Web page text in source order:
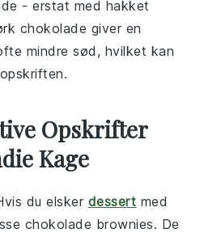
- erstat med hakket
chokolade giver en
mindre sød, hvilket kan
Opskrifter
Kage
du elsker dessert med
chokolade brownies. De